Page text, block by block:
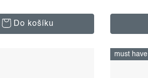
Do košíku
must have